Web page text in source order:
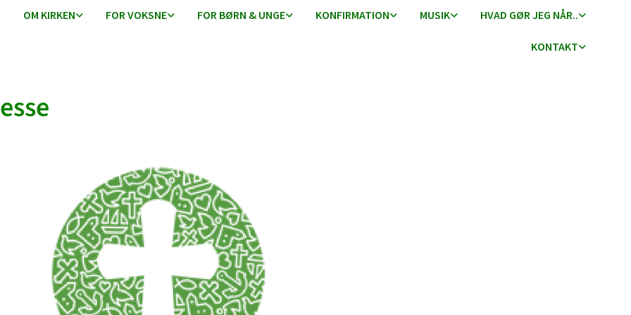
OM KIRKEN FOR VOKSNE FOR BØRN & UNGE KONFIRMATION MUSIK HVAD GØR JEG NÅR..
KONTAKT